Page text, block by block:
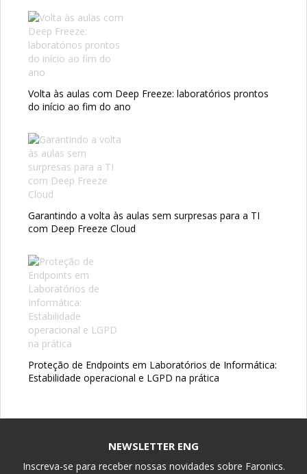
Volta às aulas com Deep Freeze: laboratórios prontos
do início ao fim do ano
Garantindo a volta às aulas sem surpresas para a TI
com Deep Freeze Cloud
Proteção de Endpoints em Laboratórios de Informática:
Estabilidade operacional e LGPD na prática
NEWSLETTER ENG
Inscreva-se para receber nossas novidades sobre Faronics.